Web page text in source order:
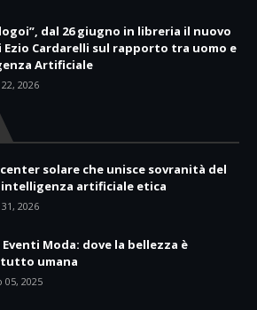
dal 26 giugno in libreria il nuovo
Ezio Cardarelli sul rapporto tra uomo e
Artificiale
2026
solare che unisce sovranità del
artificiale etica
2026
Eventi Moda: dove la bellezza è
umana
05, 2025